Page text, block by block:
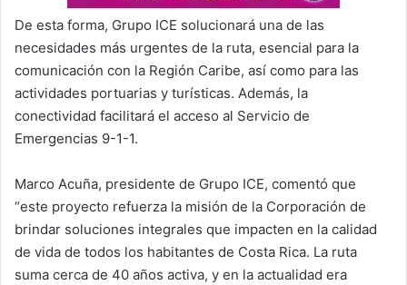
De esta forma, Grupo ICE solucionará una de las
necesidades más urgentes de la ruta, esencial para la
comunicación con la Región Caribe, así como para las
actividades portuarias y turísticas. Además, la
conectividad facilitará el acceso al Servicio de
Emergencias 9-1-1.
Marco Acuña, presidente de Grupo ICE, comentó que
“este proyecto refuerza la misión de la Corporación de
brindar soluciones integrales que impacten en la calidad
de vida de todos los habitantes de Costa Rica. La ruta
suma cerca de 40 años activa, y en la actualidad era